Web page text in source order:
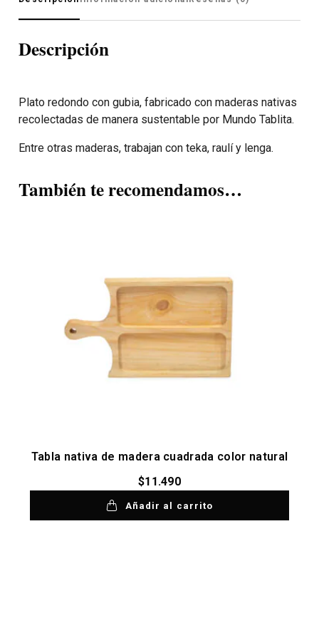
Descripción
Plato redondo con gubia, fabricado con maderas nativas
recolectadas de manera sustentable por Mundo Tablita.
Entre otras maderas, trabajan con teka, raulí y lenga.
También te recomendamos…
Tabla nativa de madera cuadrada color natural
$11.490
Añadir al carrito